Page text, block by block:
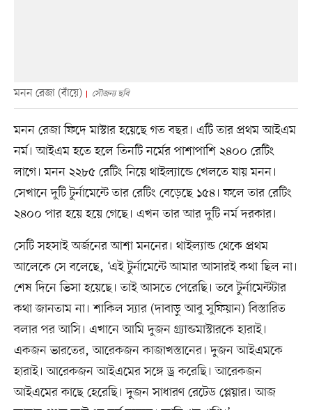
মনন রেজা (বাঁয়ে) সৌজন্য ছবি
মনন রেজা ফিদে মাস্টার হয়েছে গত বছর। এটি তার প্রথম আইএম
নর্ম। আইএম হতে হলে তিনটি নর্মের পাশাপাশি ২৪০০ রেটিং
লাগে। মনন ২২৮৫ রেটিং নিয়ে থাইল্যান্ডে খেলতে যায় মনন।
সেখানে দুটি টুর্নামেন্টে তার রেটিং বেড়েছে ১৫৪। ফলে তার রেটিং
২৪০০ পার হয়ে হয়ে গেছে। এখন তার আর দুটি নর্ম দরকার।
সেটি সহসাই অর্জনের আশা মননের। থাইল্যান্ড থেকে প্রথম
আলেকে সে বলেছে, ‘এই টুর্নামেন্টে আমার আসারই কথা ছিল না।
শেষ দিনে ভিসা হয়েছে। তাই আসতে পেরেছি। তবে টুর্নামেন্টটার
কথা জানতাম না। শাকিল স্যার (দাবাড়ু আবু সুফিয়ান) বিস্তারিত
বলার পর আসি। এখানে আমি দুজন গ্র্যান্ডমাস্টারকে হারাই।
একজন ভারতের, আরেকজন কাজাখস্তানের। দুজন আইএমকে
হারাই। আরেকজন আইএমের সঙ্গে ড্র করেছি। আরেকজন
আইএমের কাছে হেরেছি। দুজন সাধারণ রেটেড প্লেয়ার। আজ